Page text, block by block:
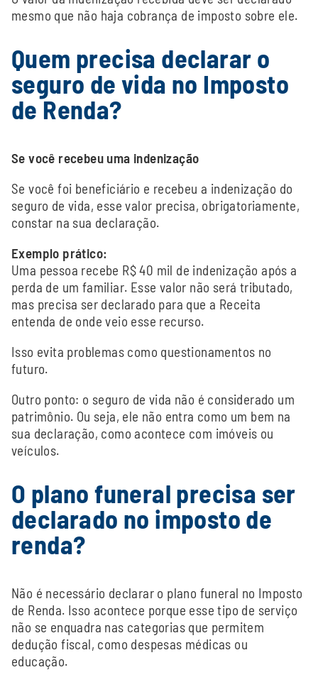
mesmo que não haja cobrança de imposto sobre ele.
Quem precisa declarar o
seguro de vida no Imposto
de Renda?
Se você recebeu uma indenização
Se você foi beneficiário e recebeu a indenização do
seguro de vida, esse valor precisa, obrigatoriamente,
constar na sua declaração.
Exemplo prático:
Uma pessoa recebe R$ 40 mil de indenização após a
perda de um familiar. Esse valor não será tributado,
mas precisa ser declarado para que a Receita
entenda de onde veio esse recurso.
Isso evita problemas como questionamentos no
futuro.
Outro ponto: o seguro de vida não é considerado um
patrimônio. Ou seja, ele não entra como um bem na
sua declaração, como acontece com imóveis ou
veículos.
O plano funeral precisa ser
declarado no imposto de
renda?
Não é necessário declarar o plano funeral no Imposto
de Renda. Isso acontece porque esse tipo de serviço
não se enquadra nas categorias que permitem
dedução fiscal, como despesas médicas ou
educação.